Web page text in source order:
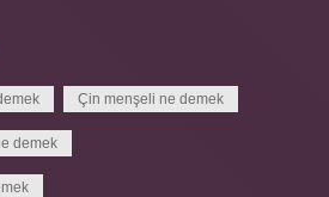
Çin menşeli ne demek
demek